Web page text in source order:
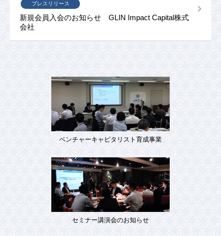
新規会員入会のお知らせ GLIN Impact Capital株式
会社
プレスリリース
ベンチャーキャピタリスト育成事業
セミナー講演会のお知らせ